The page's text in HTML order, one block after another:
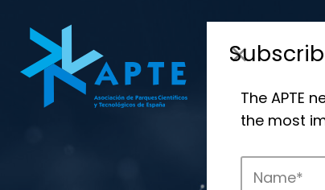
The APTE
the most